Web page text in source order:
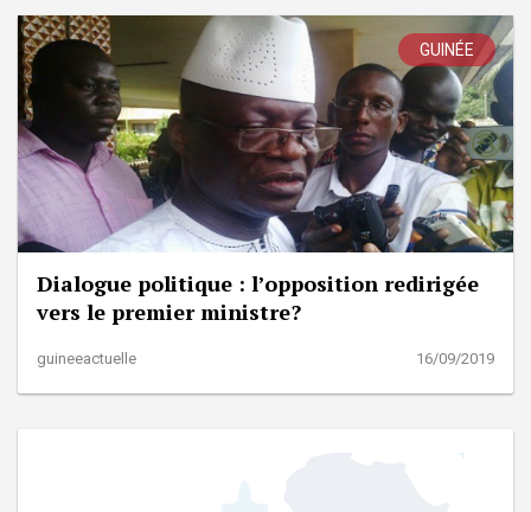
GUINÉE
Dialogue politique : l’opposition redirigée
vers le premier ministre?
guineeactuelle 16/09/2019